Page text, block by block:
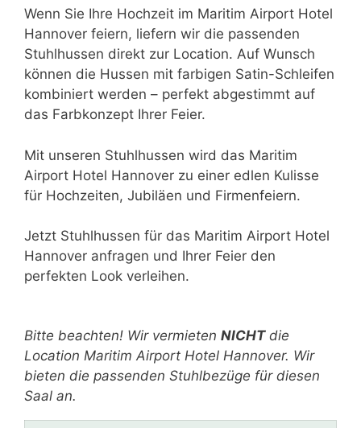
Wenn Sie Ihre Hochzeit im Maritim Airport Hotel
Hannover feiern, liefern wir die passenden
Stuhlhussen direkt zur Location. Auf Wunsch
können die Hussen mit farbigen Satin-Schleifen
kombiniert werden – perfekt abgestimmt auf
das Farbkonzept Ihrer Feier.
Mit unseren Stuhlhussen wird das Maritim
Airport Hotel Hannover zu einer edlen Kulisse
für Hochzeiten, Jubiläen und Firmenfeiern.
Jetzt Stuhlhussen für das Maritim Airport Hotel
Hannover anfragen und Ihrer Feier den
perfekten Look verleihen.
Bitte beachten! Wir vermieten NICHTdie
Location Maritim Airport Hotel Hannover. Wir
bieten die passenden Stuhlbezüge für diesen
Saal an.